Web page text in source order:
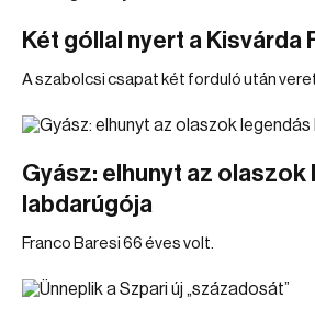
Két góllal nyert a Kisvárda
A szabolcsi csapat két forduló után
Gyász: elhunyt az olaszok
labdarúgója
Franco Baresi 66 éves volt.